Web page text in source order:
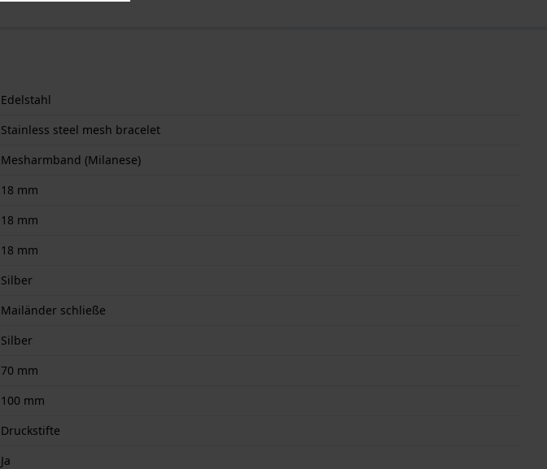
Edelstahl
Stainless steel mesh bracelet
Mesharmband (Milanese)
18 mm
18 mm
18 mm
Silber
Mailänder schließe
Silber
70 mm
100 mm
Druckstifte
Ja